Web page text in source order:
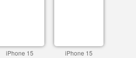
iPhone 15 iPhone 15